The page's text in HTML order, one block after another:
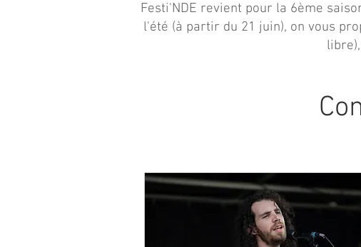
Festi'NDE revient pour la 6ème
l'été (à partir du 21 juin), on vous